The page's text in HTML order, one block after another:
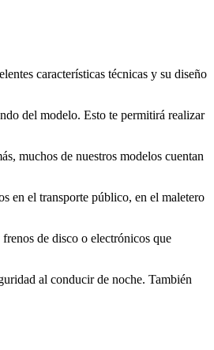
características técnicas y su diseño
del modelo. Esto te permitirá realizar
muchos de nuestros modelos cuentan
en el transporte público, en el maletero
de disco o electrónicos que
al conducir de noche. También